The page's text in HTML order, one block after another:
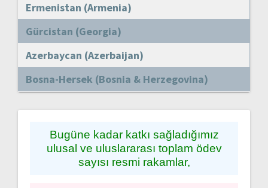
Ermenistan (Armenia)
Gürcistan (Georgia)
Azerbaycan (Azerbaijan)
Bosna-Hersek (Bosnia & Herzegovina)
Bugüne kadar katkı sağladığımız
ulusal ve uluslararası toplam ödev
sayısı resmi rakamlar,